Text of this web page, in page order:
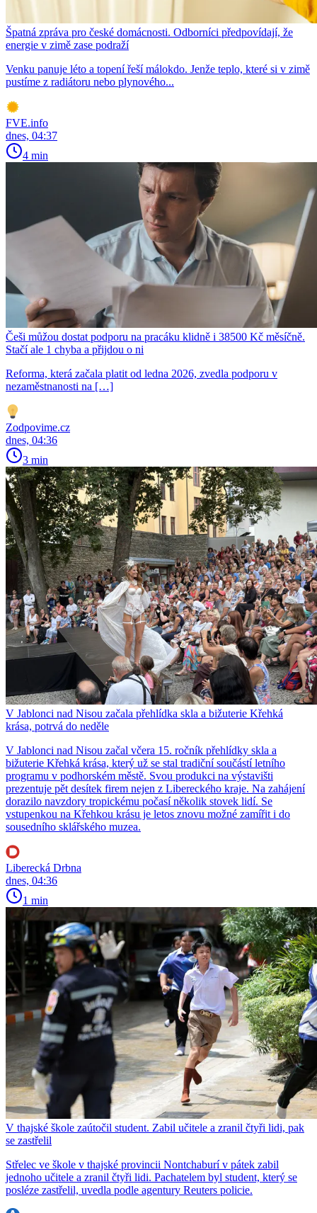
Špatná zpráva pro české domácnosti. Odborníci předpovídají, že
energie v zimě zase podraží
Venku panuje léto a topení řeší málokdo. Jenže teplo, které si v zimě
pustíme z radiátoru nebo plynového...
FVE.info
dnes, 04:37
4 min
Češi můžou dostat podporu na pracáku klidně i 38500 Kč měsíčně.
Stačí ale 1 chyba a přijdou o ni
Reforma, která začala platit od ledna 2026, zvedla podporu v
nezaměstnanosti na […]
Zodpovime.cz
dnes, 04:36
3 min
V Jablonci nad Nisou začala přehlídka skla a bižuterie Křehká
krása, potrvá do neděle
V Jablonci nad Nisou začal včera 15. ročník přehlídky skla a
bižuterie Křehká krása, který už se stal tradiční součástí letního
programu v podhorském městě. Svou produkci na výstavišti
prezentuje pět desítek firem nejen z Libereckého kraje. Na zahájení
dorazilo navzdory tropickému počasí několik stovek lidí. Se
vstupenkou na Křehkou krásu je letos znovu možné zamířit i do
sousedního sklářského muzea.
Liberecká Drbna
dnes, 04:36
1 min
V thajské škole zaútočil student. Zabil učitele a zranil čtyři lidi, pak
se zastřelil
Střelec ve škole v thajské provincii Nontchaburí v pátek zabil
jednoho učitele a zranil čtyři lidi. Pachatelem byl student, který se
posléze zastřelil, uvedla podle agentury Reuters policie.